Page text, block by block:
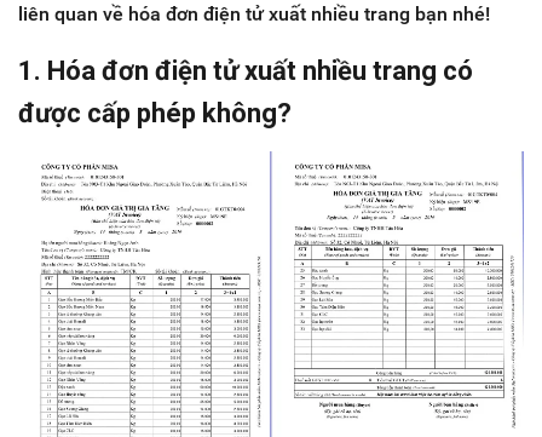
liên quan về hóa đơn điện tử xuất nhiều trang bạn nhé!
1. Hóa đơn điện tử xuất nhiều trang có
được cấp phép không?